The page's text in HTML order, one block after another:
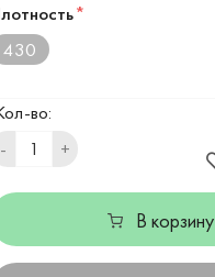
*
430
во:
-
+
В корзину